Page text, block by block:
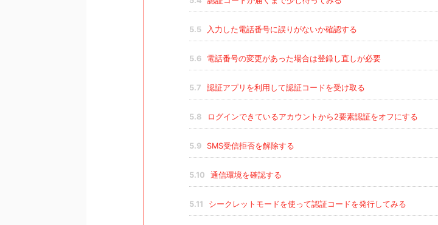
5.5 入力した電話番号に誤りがないか確認する
5.6 電話番号の変更があった場合は登録し直しが必要
5.7 認証アプリを利用して認証コードを受け取る
5.8 ログインできているアカウントから2要素認証をオフにする
5.9 SMS受信拒否を解除する
5.10 通信環境を確認する
5.11 シークレットモードを使って認証コードを発行してみる